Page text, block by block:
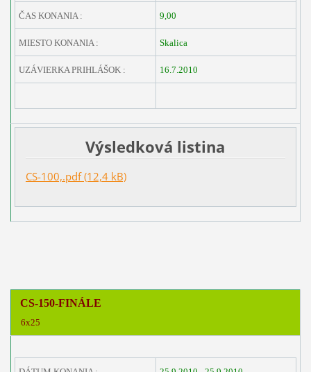
ČAS KONANIA : 9,00
MIESTO KONANIA : Skalica
UZÁVIERKA PRIHLÁŠOK : 16.7.2010
Výsledková listina
CS-100,.pdf (12,4 kB)
CS-150-FINÁLE
6x25